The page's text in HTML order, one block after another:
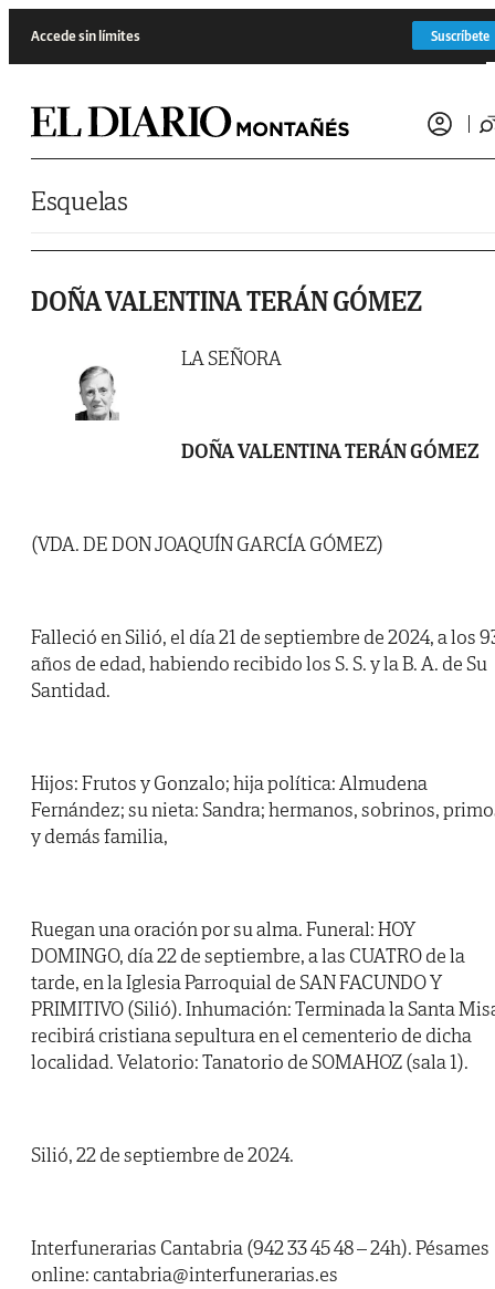
Accede sin límites Suscríbete
Esquelas
DOÑA VALENTINA TERÁN GÓMEZ
LA SEÑORA
DOÑA VALENTINA TERÁN GÓMEZ
(VDA. DE DON JOAQUÍN GARCÍA GÓMEZ)
Falleció en Silió, el día 21 de septiembre de 2024, a los
años de edad, habiendo recibido los S. S. y la B. A. de Su
Santidad.
Hijos: Frutos y Gonzalo; hija política: Almudena
Fernández; su nieta: Sandra; hermanos, sobrinos,
y demás familia,
Ruegan una oración por su alma. Funeral: HOY
DOMINGO, día 22 de septiembre, a las CUATRO de la
tarde, en la Iglesia Parroquial de SAN FACUNDO Y
PRIMITIVO (Silió). Inhumación: Terminada la Santa
recibirá cristiana sepultura en el cementerio de dicha
localidad. Velatorio: Tanatorio de SOMAHOZ (sala 1).
Silió, 22 de septiembre de 2024.
Interfunerarias Cantabria (942 33 45 48 – 24h). Pésames
online: cantabria@interfunerarias.es